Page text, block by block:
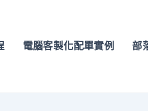
電腦客製化配單實例 部